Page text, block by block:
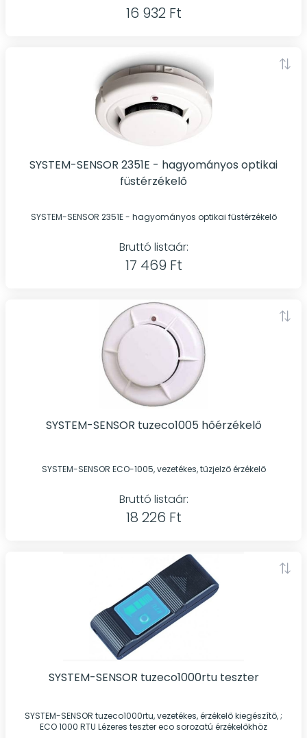
16 932 Ft
SYSTEM-SENSOR 2351E - hagyományos optikai
füstérzékelő
SYSTEM-SENSOR 2351E - hagyományos optikai füstérzékelő
Bruttó listaár:
17 469 Ft
SYSTEM-SENSOR tuzeco1005 hőérzékelő
SYSTEM-SENSOR ECO-1005, vezetékes, tűzjelző érzékelő
Bruttó listaár:
18 226 Ft
SYSTEM-SENSOR tuzeco1000rtu teszter
SYSTEM-SENSOR tuzeco1000rtu, vezetékes, érzékelő kiegészítő, ;
ECO 1000 RTU Lézeres teszter eco sorozatú érzékelőkhöz